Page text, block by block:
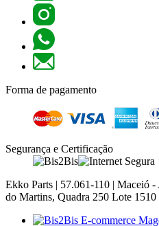
Forma de pagamento
Segurança e Certificação
Ekko Parts | 57.061-110 | Maceió
do Martins, Quadra 250 Lote